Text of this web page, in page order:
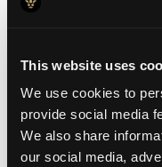
This website uses
We use cookies to
provide social media
We also share
our social media,
criar novos